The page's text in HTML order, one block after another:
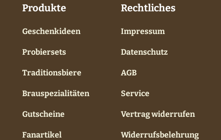
Produkte
Geschenkideen
Probiersets
Traditionsbiere
Brauspezialitäten
Gutscheine
Fanartikel
Rechtliches
Impressum
Datenschutz
AGB
Service
Vertrag widerrufen
Widerrufsbelehrung